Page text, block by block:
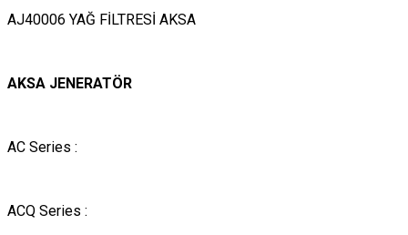
AJ40006 YAĞ FİLTRESİ AKSA
AKSA JENERATÖR
AC Series :
ACQ Series :